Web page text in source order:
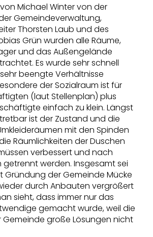
Michael Winter von der
Gemeindeverwaltung,
Thorsten Laub und des
Grün wurden alle Räume,
und das Außengelände
Es wurde sehr schnell
beengte Verhältnisse
der Sozialraum ist für
(laut Stellenplan) plus
einfach zu klein. Längst
ist der Zustand und die
mit den Spinden
Räumlichkeiten der Duschen
verbessert und nach
werden. Insgesamt sei
Gründung der Gemeinde Mücke
durch Anbauten vergrößert
sieht, dass immer nur das
gemacht wurde, weil die
Gemeinde große Lösungen nicht